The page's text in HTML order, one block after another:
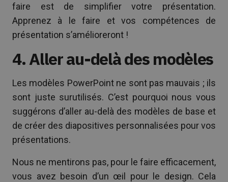
faire est de simplifier votre présentation.
Apprenez à le faire et vos compétences de
présentation s’amélioreront !
4. Aller au-delà des modèles
Les modèles PowerPoint ne sont pas mauvais ; ils
sont juste surutilisés. C’est pourquoi nous vous
suggérons d’aller au-delà des modèles de base et
de créer des diapositives personnalisées pour vos
présentations.
Nous ne mentirons pas, pour le faire efficacement,
vous avez besoin d’un œil pour le design. Cela